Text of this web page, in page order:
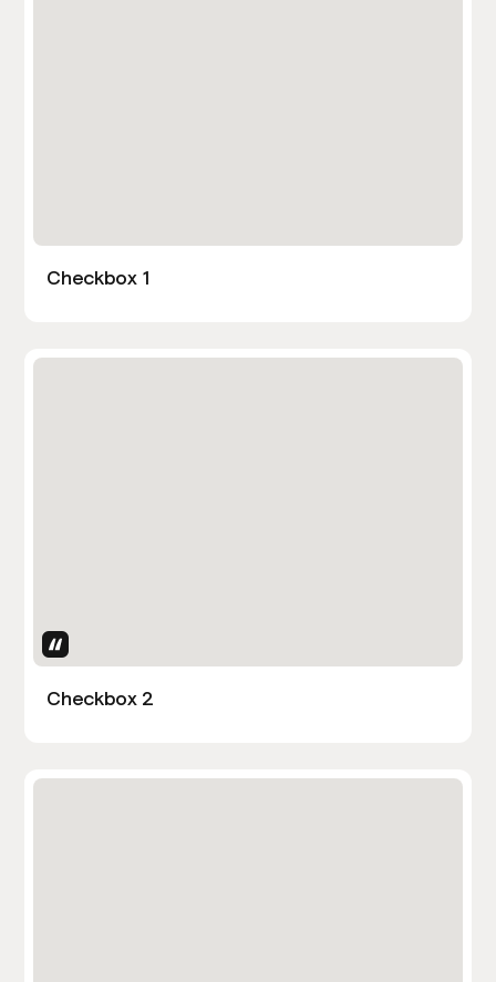
Checkbox 1
Checkbox 2